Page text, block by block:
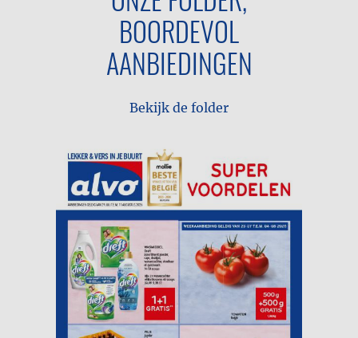
BOORDEVOL
AANBIEDINGEN
Bekijk de folder